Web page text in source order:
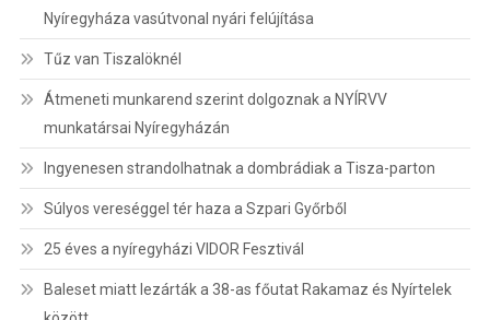
Nyíregyháza vasútvonal nyári felújítása
Tűz van Tiszalöknél
Átmeneti munkarend szerint dolgoznak a NYÍRVV
munkatársai Nyíregyházán
Ingyenesen strandolhatnak a dombrádiak a Tisza-parton
Súlyos vereséggel tér haza a Szpari Győrből
25 éves a nyíregyházi VIDOR Fesztivál
Baleset miatt lezárták a 38-as főutat Rakamaz és Nyírtelek